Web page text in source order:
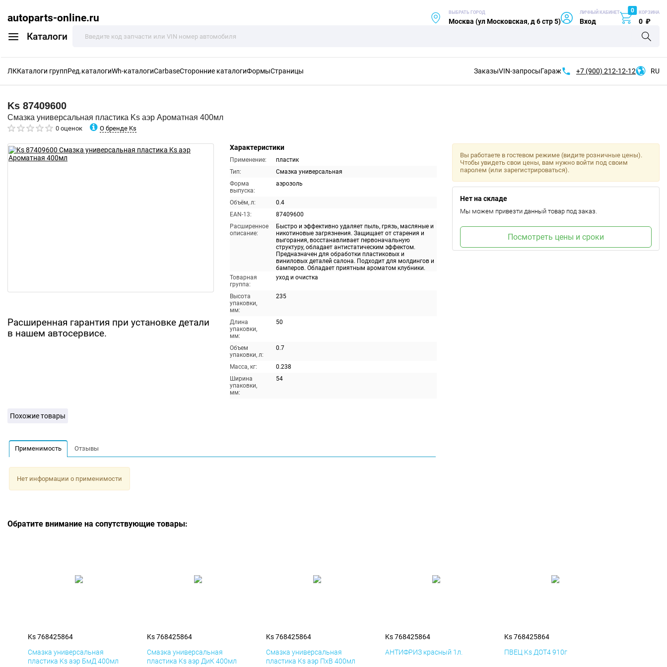
autoparts-online.ru
Каталоги
ВЫБРАТЬ ГОРОД
Москва (ул Московская, д 6 стр 5)
ЛИЧНЫЙ КАБИНЕТ
Вход
0 КОРЗИНА
0 ₽
ЛККаталоги группРед.каталогиWh-каталогиCarbaseСторонние каталогиФормыСтраницы ЗаказыVIN-запросыГараж +7 (900) 212-12-12 RU
Ks 87409600
Смазка универсальная пластика Ks аэр Ароматная 400мл
0 оценок О бренде Ks
Расширенная гарантия при установке детали
в нашем автосервисе.
Характеристики
Применение:
пластик
Тип:
Смазка универсальная
Форма
выпуска:
аэрозоль
Объём, л:
0.4
EAN-13:
87409600
Расширенное
описание:
Быстро и эффективно удаляет пыль, грязь, масляные и
никотиновые загрязнения. Защищает от старения и
выгорания, восстанавливает первоначальную
структуру, обладает антистатическим эффектом.
Предназначен для обработки пластиковых и
виниловых деталей салона. Подходит для молдингов и
бамперов. Обладает приятным ароматом клубники.
Товарная
группа:
уход и очистка
Высота
упаковки,
мм:
235
Длина
упаковки,
мм:
50
Объем
упаковки, л:
0.7
Масса, кг:
0.238
Ширина
упаковки,
мм:
54
Вы работаете в гостевом режиме (видите розничные цены).
Чтобы увидеть свои цены, вам нужно войти под своим
паролем (или зарегистрироваться).
Нет на складе
Мы можем привезти данный товар под заказ.
Посмотреть цены и сроки
Похожие товары
Применимость Отзывы
Нет информации о применимости
Обратите внимание на сопутствующие товары:
Ks 768425864
Смазка универсальная
пластика Ks аэр БмД 400мл
Ks 768425864
Смазка универсальная
пластика Ks аэр ДиК 400мл
Ks 768425864
Смазка универсальная
пластика Ks аэр ПхВ 400мл
Ks 768425864
АНТИФРИЗ красный 1л.
Ks 768425864
ПВЕЦ Ks ДОТ4 910г